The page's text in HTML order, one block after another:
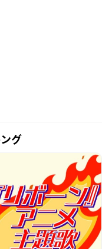
グ